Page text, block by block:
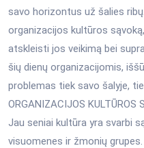
savo horizontus už šalies
organizacijos kultūros sąvoką,
atskleisti jos veikimą bei
šių dienų organizacijomis,
problemas tiek savo šalyje,
ORGANIZACIJOS KULTŪROS
Jau seniai kultūra yra svarbi
visuomenes ir žmonių